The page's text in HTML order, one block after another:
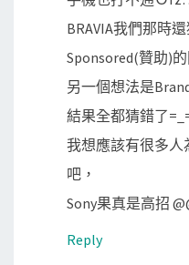
BRAVIA我們那時
Sponsored(贊助)的
另一個想法是
結果全都猜錯了
我想應該有很多人
吧，
Sony果真是高招
Reply